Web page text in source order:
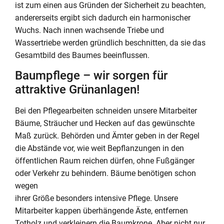
ist zum einen aus Gründen der Sicherheit zu beachten,
andererseits ergibt sich dadurch ein harmonischer
Wuchs. Nach innen wachsende Triebe und
Wassertriebe werden gründlich beschnitten, da sie das
Gesamtbild des Baumes beeinflussen.
Baumpflege – wir sorgen für
attraktive Grünanlagen!
Bei den Pflegearbeiten schneiden unsere Mitarbeiter
Bäume, Sträucher und Hecken auf das gewünschte
Maß zurück. Behörden und Ämter geben in der Regel
die Abstände vor, wie weit Bepflanzungen in den
öffentlichen Raum reichen dürfen, ohne Fußgänger
oder Verkehr zu behindern. Bäume benötigen schon
wegen
ihrer Größe besonders intensive Pflege. Unsere
Mitarbeiter kappen überhängende Äste, entfernen